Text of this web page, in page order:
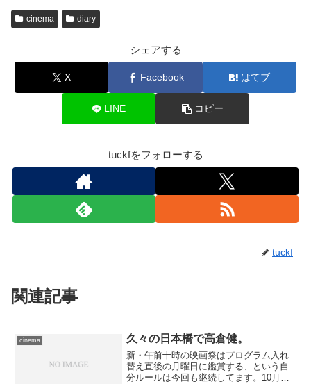
cinema diary
シェアする
X Facebook はてブ
LINE コピー
tuckfをフォローする
tuckf
関連記事
cinema 久々の日本橋で高倉健。
新・午前十時の映画祭はプログラム入れ
替え直後の月曜日に鑑賞する、という自
分ルールは今回も継続してます。10月中